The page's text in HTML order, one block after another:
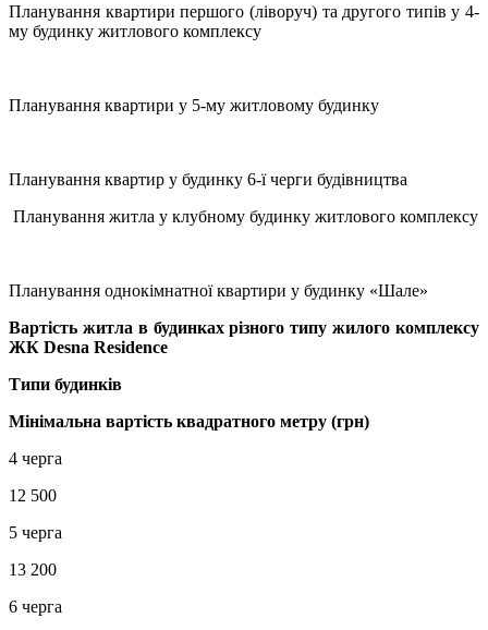
Планування квартири першого (ліворуч) та другого типів у 4-
му будинку житлового комплексу
Планування квартири у 5-му житловому будинку
Планування квартир у будинку 6-ї черги будівництва
Планування житла у клубному будинку житлового комплексу
Планування однокімнатної квартири у будинку «Шале»
Вартість житла в будинках різного типу жилого комплексу
ЖК Desna Residence
Типи будинків
Мінімальна вартість квадратного метру (грн)
4 черга
12 500
5 черга
13 200
6 черга